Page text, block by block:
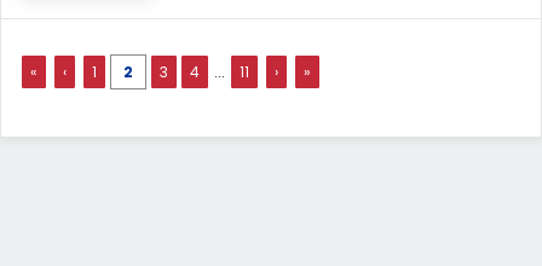
« ‹ 1 2 3 4 ... 11 › »